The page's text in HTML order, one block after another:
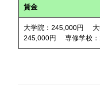
賃金
大学院：245,000円
245,000円 専修学校：